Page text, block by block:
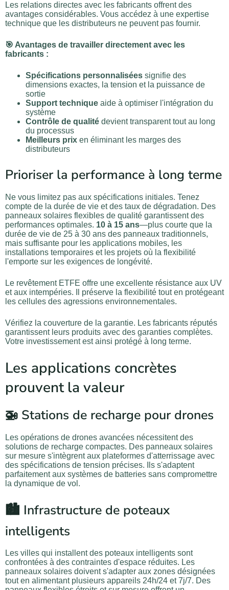
Les relations directes avec les fabricants offrent des
avantages considérables. Vous accédez à une expertise
technique que les distributeurs ne peuvent pas fournir.
🎯 Avantages de travailler directement avec les
fabricants :
Spécifications personnalisées signifie des
dimensions exactes, la tension et la puissance de
sortie
Support technique aide à optimiser l'intégration du
système
Contrôle de qualité devient transparent tout au long
du processus
Meilleurs prix en éliminant les marges des
distributeurs
Prioriser la performance à long terme
Ne vous limitez pas aux spécifications initiales. Tenez
compte de la durée de vie et des taux de dégradation. Des
panneaux solaires flexibles de qualité garantissent des
performances optimales. 10 à 15 ans—plus courte que la
durée de vie de 25 à 30 ans des panneaux traditionnels,
mais suffisante pour les applications mobiles, les
installations temporaires et les projets où la flexibilité
l'emporte sur les exigences de longévité.
Le revêtement ETFE offre une excellente résistance aux UV
et aux intempéries. Il préserve la flexibilité tout en protégeant
les cellules des agressions environnementales.
Vérifiez la couverture de la garantie. Les fabricants réputés
garantissent leurs produits avec des garanties complètes.
Votre investissement est ainsi protégé à long terme.
Les applications concrètes
prouvent la valeur
🚁 Stations de recharge pour drones
Les opérations de drones avancées nécessitent des
solutions de recharge compactes. Des panneaux solaires
sur mesure s'intègrent aux plateformes d'atterrissage avec
des spécifications de tension précises. Ils s'adaptent
parfaitement aux systèmes de batteries sans compromettre
la dynamique de vol.
🏙️ Infrastructure de poteaux
intelligents
Les villes qui installent des poteaux intelligents sont
confrontées à des contraintes d'espace réduites. Les
panneaux solaires doivent s'adapter aux zones désignées
tout en alimentant plusieurs appareils 24h/24 et 7j/7. Des